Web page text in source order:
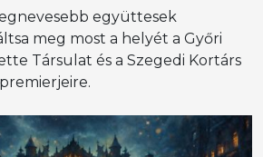
együttesek
meg most a helyét a Győri
Társulat és a Szegedi Kortárs